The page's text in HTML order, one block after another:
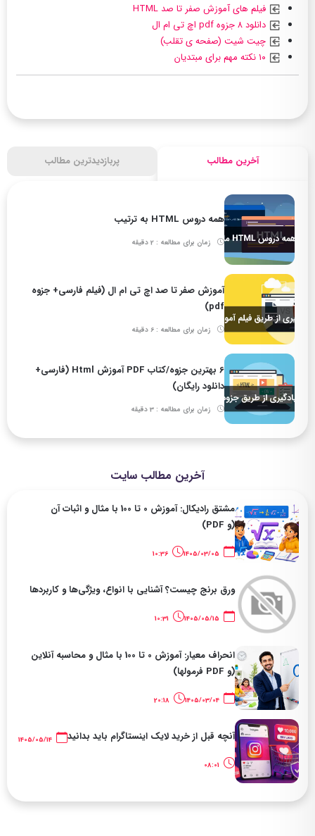
فیلم های آموزش صفر تا صد HTML
دانلود ۸ جزوه pdf اچ تی ام ال
چیت شیت (صفحه ی تقلب)
آخرین مطالب پربازدیدترین مطالب
همه دروس HTML به ترتیب
زمان برای مطالعه : 2 دقیقه
آموزش صفر تا صد اچ تی ام ال (فیلم فارسی+ جزوه
pdf)
زمان برای مطالعه : 6 دقیقه
6 بهترین جزوه/کتاب PDF آموزش Html (فارسی+
دانلود رایگان)
زمان برای مطالعه : 3 دقیقه
آخرین مطالب سایت
مشتق رادیکال: آموزش 0 تا 100 با مثال و اثبات آن
(و PDF)
10:36
ورق برنج چیست؟ آشنایی با انواع، ویژگی‌ها و کاربردها
انحراف معیار: آموزش 0 تا 100 با مثال و محاسبه آنلاین
(و PDF فرمولها)
20:18
آنچه قبل از خرید لایک اینستاگرام باید بدانید